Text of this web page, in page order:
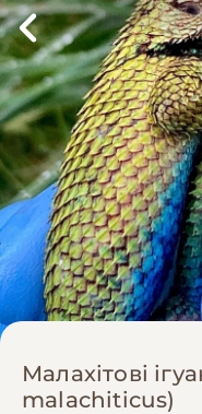
Малахітові
malachiticus)